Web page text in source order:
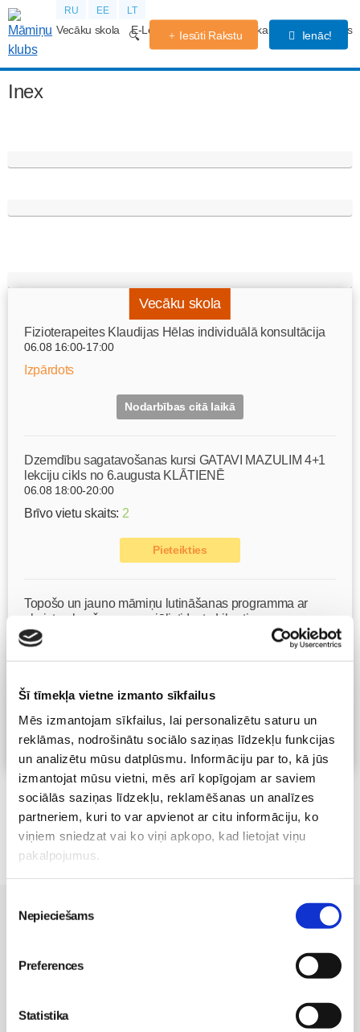
Šī tīmekļa vietne izmanto sīkfailus
Mēs izmantojam sīkfailus, lai personalizētu saturu un
reklāmas, nodrošinātu sociālo saziņas līdzekļu funkcijas
un analizētu mūsu datplūsmu. Informāciju par to, kā jūs
izmantojat mūsu vietni, mēs arī kopīgojam ar saviem
sociālās saziņas līdzekļu, reklamēšanas un analīzes
partneriem, kuri to var apvienot ar citu informāciju, ko
viņiem sniedzat vai ko viņi apkopo, kad lietojat viņu
pakalpojumus.
izvēle
Nepieciešams
Preferences
Statistika
RU EE LT
Vecāku skola E-Lekcijas Grūtniecības kalendārs Forums
Iesūti Rakstu Ienāc!
Inex
Vecāku skola
Fizioterapeites Klaudijas Hēlas individuālā konsultācija
06.08 16:00-17:00
Izpārdots
Nodarbības citā laikā
Dzemdību sagatavošanas kursi GATAVI MAZULIM 4+1
lekciju cikls no 6.augusta KLĀTIENĒ
06.08 18:00-20:00
Brīvo vietu skaits: 2
Pieteikties
Topošo un jauno māmiņu lutināšanas programma ar
skaistumkopšanas speciālisti Ivetu Liberti
07.08 15:15-17:00
Nodarbības citā laikā
Visas nodarbības
Vēl Māmiņu Klubā:
Grūtniecības veselīga norise